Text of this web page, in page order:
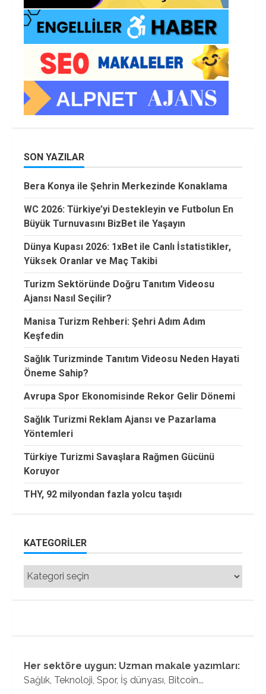
SON YAZILAR
Bera Konya ile Şehrin Merkezinde Konaklama
WC 2026: Türkiye’yi Destekleyin ve Futbolun En
Büyük Turnuvasını BizBet ile Yaşayın
Dünya Kupası 2026: 1xBet ile Canlı İstatistikler,
Yüksek Oranlar ve Maç Takibi
Turizm Sektöründe Doğru Tanıtım Videosu
Ajansı Nasıl Seçilir?
Manisa Turizm Rehberi: Şehri Adım Adım
Keşfedin
Sağlık Turizminde Tanıtım Videosu Neden Hayati
Öneme Sahip?
Avrupa Spor Ekonomisinde Rekor Gelir Dönemi
Sağlık Turizmi Reklam Ajansı ve Pazarlama
Yöntemleri
Türkiye Turizmi Savaşlara Rağmen Gücünü
Koruyor
THY, 92 milyondan fazla yolcu taşıdı
KATEGORILER
Kategoriler
Her sektöre uygun: Uzman makale yazımları:
Sağlık, Teknoloji, Spor, İş dünyası, Bitcoin...